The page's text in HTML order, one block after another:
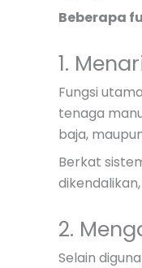
Beberapa
1.
Fungsi
tenaga
baja,
Berkat
2.
Selain